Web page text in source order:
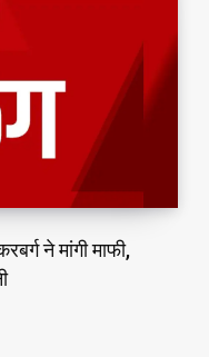
ने मांगी माफी,